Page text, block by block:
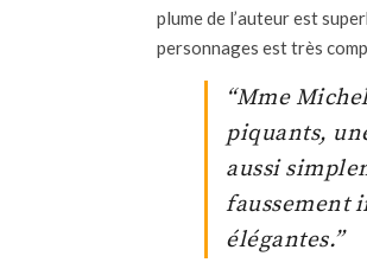
plume de l’auteur est
personnages est très
“Mme
piquants,
aussi
faussement
élégantes.”